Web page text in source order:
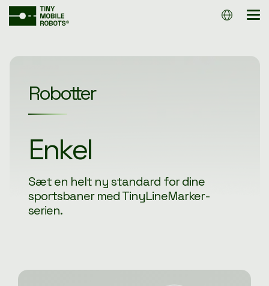
Gå
direkte
Genveje
Sportsgrene
Genveje
Robotter
Effektiv
Sæt en helt ny standard for dine
sportsbaner med TinyLineMarker-
serien.